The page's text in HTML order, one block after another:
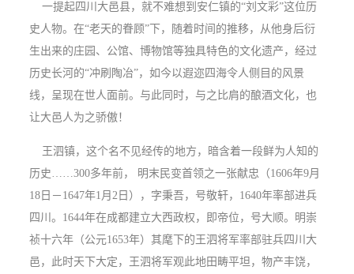
一提起四川大邑县，就不难想到安仁镇的“刘文彩”这位历
史人物。在“老天的眷顾”下，随着时间的推移，从他身后衍
生出来的庄园、公馆、博物馆等独具特色的文化遗产，经过
历史长河的“冲刷陶冶”，如今以遐迩四海令人侧目的风景
线，呈现在世人面前。与此同时，与之比肩的酿酒文化，也
让大邑人为之骄傲！
王泗镇，这个名不见经传的地方，暗含着一段鲜为人知的
历史……300多年前， 明末民变首领之一张献忠（1606年9月
18日－1647年1月2日），字秉吾，号敬轩，1640年率部进兵
四川 。1644年在成都建立大西政权 ，即帝位，号大顺。明崇
祯十六年（公元1653年）其麾下的王泗将军率部驻兵四川大
邑，此时天下大定，王泗将军观此地田畴平坦，物产丰饶，